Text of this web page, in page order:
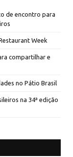
de encontro para
Week
compartilhar e
no Pátio Brasil
na 34ª edição